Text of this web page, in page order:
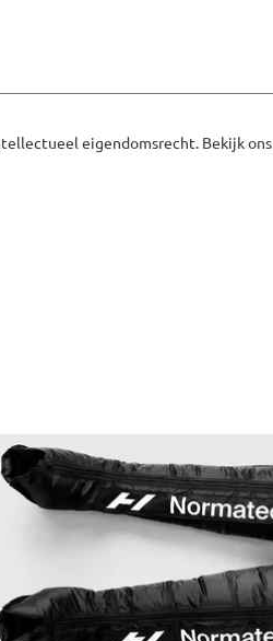
eigendomsrecht. Bekijk ons